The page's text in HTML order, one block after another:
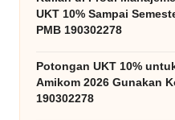
UKT 10% Sampai
PMB 190302278
Potongan UKT 10%
Amikom 2026 Gunakan
190302278